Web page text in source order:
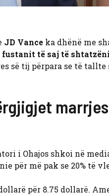
JD Vance ka dhënë me
fustanit të saj të
së tij përpara se të
i Ohajos shkoi në
për më pak se 20% të
për 8.75 dollarë.